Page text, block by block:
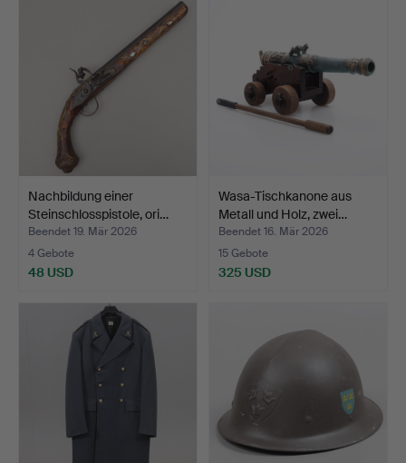
Nachbildung einer
Steinschlosspistole, ori…
Beendet 19. Mär 2026
4 Gebote
48 USD
Wasa-Tischkanone aus
Metall und Holz, zwei…
Beendet 16. Mär 2026
15 Gebote
325 USD